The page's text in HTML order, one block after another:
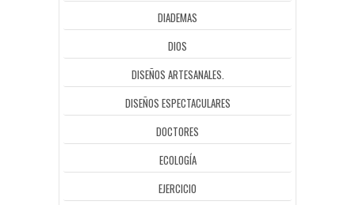
DIADEMAS
DIOS
DISEÑOS ARTESANALES.
DISEÑOS ESPECTACULARES
DOCTORES
ECOLOGÍA
EJERCICIO